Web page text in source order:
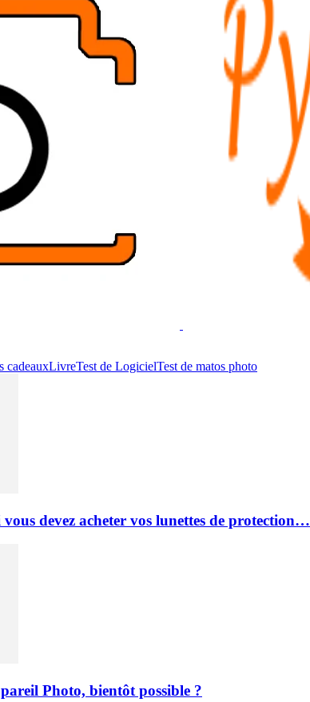
cadeauxLivreTest de LogicielTest de matos photo
devez acheter vos lunettes de protection…
Photo, bientôt possible ?